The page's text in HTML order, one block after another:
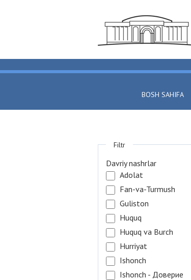
BOSH SAHIFA
Filtr
Davriy nashrlar
Adolat
Fan-va-Turmush
Guliston
Huquq
Huquq va Burch
Hurriyat
Ishonch
Ishonch - Доверие